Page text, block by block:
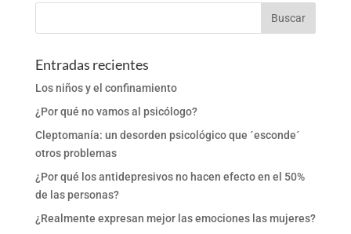
Entradas recientes
Los niños y el confinamiento
¿Por qué no vamos al psicólogo?
Cleptomanía: un desorden psicológico que ´esconde´
otros problemas
¿Por qué los antidepresivos no hacen efecto en el 50%
de las personas?
¿Realmente expresan mejor las emociones las mujeres?